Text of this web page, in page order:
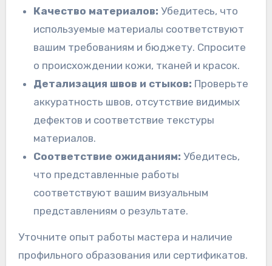
Качество материалов: Убедитесь, что
используемые материалы соответствуют
вашим требованиям и бюджету. Спросите
о происхождении кожи, тканей и красок.
Детализация швов и стыков: Проверьте
аккуратность швов, отсутствие видимых
дефектов и соответствие текстуры
материалов.
Соответствие ожиданиям: Убедитесь,
что представленные работы
соответствуют вашим визуальным
представлениям о результате.
Уточните опыт работы мастера и наличие
профильного образования или сертификатов.